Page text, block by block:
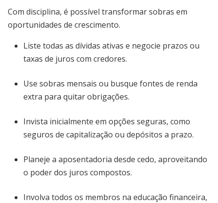
Com disciplina, é possível transformar sobras em
oportunidades de crescimento.
Liste todas as dívidas ativas e negocie prazos ou
taxas de juros com credores.
Use sobras mensais ou busque fontes de renda
extra para quitar obrigações.
Invista inicialmente em opções seguras, como
seguros de capitalização ou depósitos a prazo.
Planeje a aposentadoria desde cedo, aproveitando
o poder dos juros compostos.
Involva todos os membros na educação financeira,